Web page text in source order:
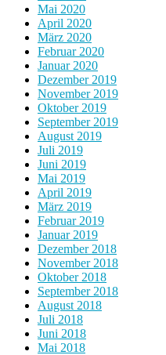
Mai 2020
April 2020
März 2020
Februar 2020
Januar 2020
Dezember 2019
November 2019
Oktober 2019
September 2019
August 2019
Juli 2019
Juni 2019
Mai 2019
April 2019
März 2019
Februar 2019
Januar 2019
Dezember 2018
November 2018
Oktober 2018
September 2018
August 2018
Juli 2018
Juni 2018
Mai 2018